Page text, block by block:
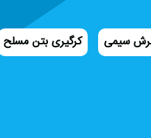
سیمی کرگیری بتن مسلح